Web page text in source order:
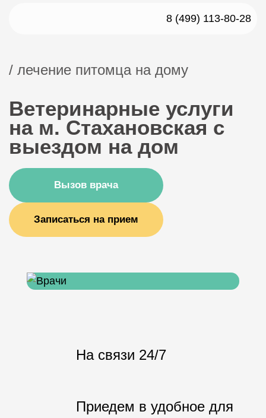
8 (499) 113-80-28
/ лечение питомца на дому
Ветеринарные услуги
на м. Стахановская с
выездом на дом
Вызов врача
Записаться на прием
На связи 24/7
Приедем в удобное для